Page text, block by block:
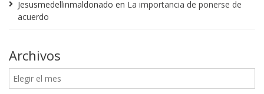
Jesusmedellinmaldonado en La importancia de ponerse de
acuerdo
Archivos